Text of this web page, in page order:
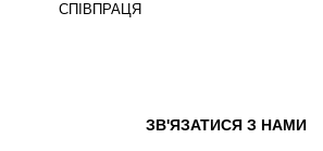
СПІВПРАЦЯ
ЗВ'ЯЗАТИСЯ З НАМИ